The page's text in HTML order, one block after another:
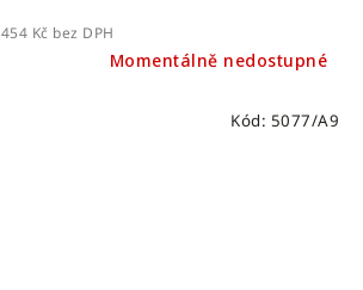
Momentálně nedostupné
454 Kč bez DPH
Kód: 5077/A9